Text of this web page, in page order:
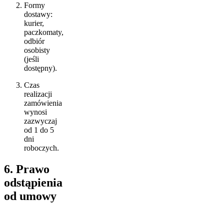
Formy
dostawy:
kurier,
paczkomaty,
odbiór
osobisty
(jeśli
dostępny).
Czas
realizacji
zamówienia
wynosi
zazwyczaj
od 1 do 5
dni
roboczych.
6. Prawo
odstąpienia
od umowy